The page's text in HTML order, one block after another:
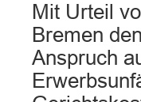
Mit Urteil
Bremen
Anspruch